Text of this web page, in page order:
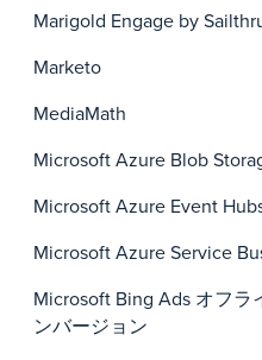
Marigold Engage by
Marketo
MediaMath
Microsoft Azure Blob
Microsoft Azure Event
Microsoft Azure Service
Microsoft Bing Ads オフラ
ンバージョン